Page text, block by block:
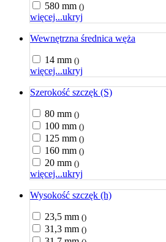
580 mm ()
więcej...ukryj
Wewnętrzna średnica węża
14 mm ()
więcej...ukryj
Szerokość szczęk (S)
80 mm ()
100 mm ()
125 mm ()
160 mm ()
20 mm ()
więcej...ukryj
Wysokość szczęk (h)
23,5 mm ()
31,3 mm ()